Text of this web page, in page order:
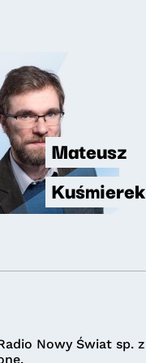
Mateusz
Kuśmierek
Nowy Świat sp.